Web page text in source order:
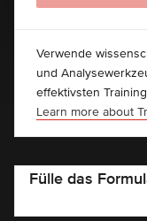
Verwende
und
effektivsten
Learn more about
Fülle das